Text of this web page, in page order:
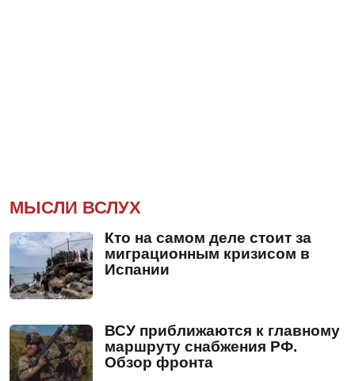
МЫСЛИ ВСЛУХ
Кто на самом деле стоит за
миграционным кризисом в
Испании
ВСУ приближаются к главному
маршруту снабжения РФ.
Обзор фронта